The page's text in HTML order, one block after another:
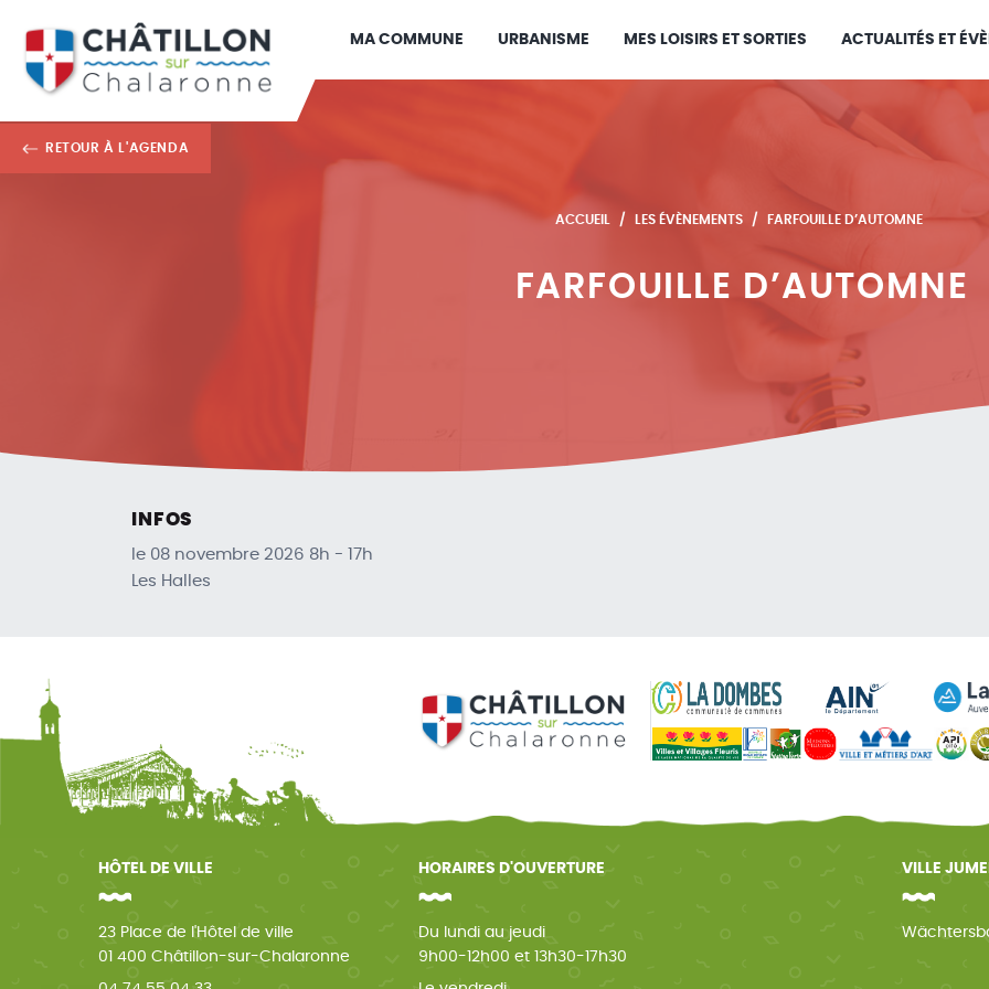
MA COMMUNE URBANISME MES LOISIRS ET SORTIES ACTUALITÉS ET
ACCUEIL LES ÉVÈNEMENTS FARFOUILLE D’AUTOMNE
FARFOUILLE D’AUTOMNE
RETOUR À L'AGENDA
INFOS
le 08 novembre 2026 8h - 17h
Les Halles
HÔTEL DE VILLE
23 Place de l'Hôtel de ville
01 400 Châtillon-sur-Chalaronne
HORAIRES D'OUVERTURE
Du lundi au jeudi
9h00-12h00 et 13h30-17h30
VILLE